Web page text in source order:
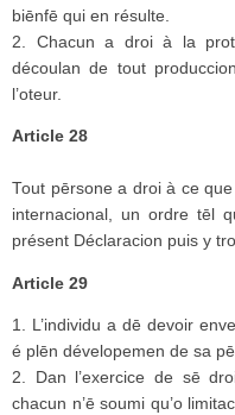
biēnfē qui en résulte.
2. Chacun a droi à la
découlan de tout
l’oteur.
Article 28
Tout pērsone a droi à ce
internacional, un ordre tēl
présent Déclaracion puis y
Article 29
1. L’individu a dē devoir
é plēn dévelopemen de sa
2. Dan l’exercice de sē
chacun n’ē soumi qu’o